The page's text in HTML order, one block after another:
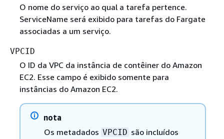
O nome do serviço ao qual a tarefa pertence.
ServiceName será exibido para tarefas do Fargate
associadas a um serviço.
VPCID
O ID da VPC da instância de contêiner do Amazon
EC2. Esse campo é exibido somente para
instâncias do Amazon EC2.
nota
Os metadados VPCID são incluídos